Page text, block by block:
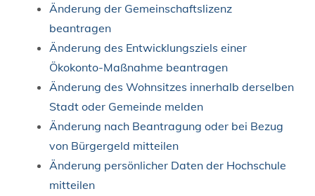
Änderung der Gemeinschaftslizenz
beantragen
Änderung des Entwicklungsziels einer
Ökokonto-Maßnahme beantragen
Änderung des Wohnsitzes innerhalb derselben
Stadt oder Gemeinde melden
Änderung nach Beantragung oder bei Bezug
von Bürgergeld mitteilen
Änderung persönlicher Daten der Hochschule
mitteilen